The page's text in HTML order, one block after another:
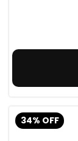
34% OFF